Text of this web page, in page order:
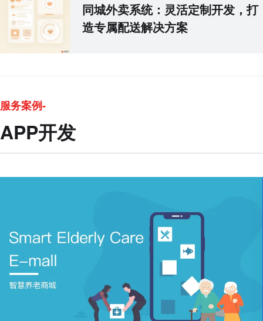
同城外卖系统：灵活定制开发，打
造专属配送解决方案
服务案例-
APP开发